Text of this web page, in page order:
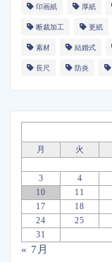
印画紙 厚紙
断裁加工 更紙
素材 結婚式
長尺 防炎
月
火
3
4
10
11
17
18
24
25
31
« 7月